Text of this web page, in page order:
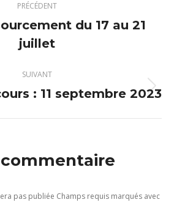
PRÉCÉDENT
Article
précédent
du 17 au 21
juillet
SUIVANT
Article
: 11 septembre 2023
pas publiée Champs requis marqués avec